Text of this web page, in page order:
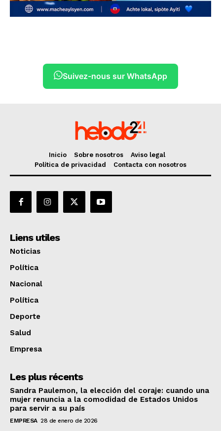
Suivez-nous sur WhatsApp
Inicio Sobre nosotros
Aviso legal
Política de privacidad
Contacta con nosotros
Liens utiles
Noticias
Política
Nacional
Política
Deporte
Salud
Empresa
Les plus récents
Sandra Paulemon, la elección del coraje: cuando una
mujer renuncia a la comodidad de Estados Unidos
para servir a su país
EMPRESA 28 de enero de 2026